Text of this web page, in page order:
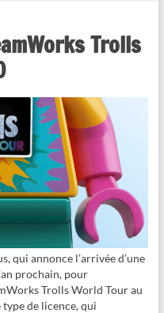
Trolls
qui annonce l’arrivée d’une
prochain, pour
Trolls World Tour au
de licence, qui